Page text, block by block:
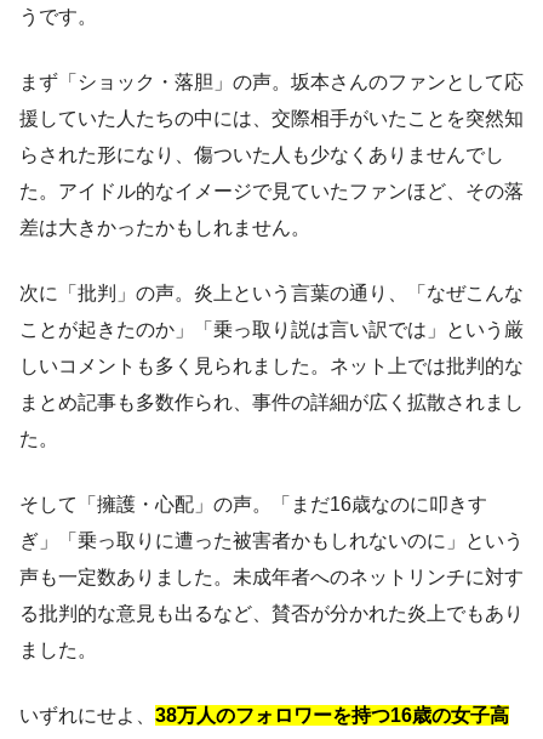
うです。
まず「ショック・落胆」の声。坂本さんのファンとして応
援していた人たちの中には、交際相手がいたことを突然知
らされた形になり、傷ついた人も少なくありませんでし
た。アイドル的なイメージで見ていたファンほど、その落
差は大きかったかもしれません。
次に「批判」の声。炎上という言葉の通り、「なぜこんな
ことが起きたのか」「乗っ取り説は言い訳では」という厳
しいコメントも多く見られました。ネット上では批判的な
まとめ記事も多数作られ、事件の詳細が広く拡散されまし
た。
そして「擁護・心配」の声。「まだ16歳なのに叩きす
ぎ」「乗っ取りに遭った被害者かもしれないのに」という
声も一定数ありました。未成年者へのネットリンチに対す
る批判的な意見も出るなど、賛否が分かれた炎上でもあり
ました。
いずれにせよ、 38万人のフォロワーを持つ16歳の女子高